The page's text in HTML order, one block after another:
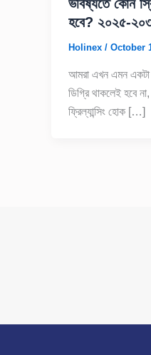
ভবিষ্যতে কোন
হবে? ২০২৫-
Holinex / October
আমরা এখন এমন একটা
ডিগ্রি থাকলেই হবে
ফ্রিল্যান্সিং হোক […]